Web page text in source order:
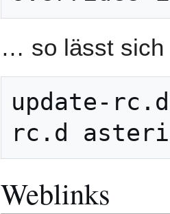
… so lässt sich
update-
Weblinks